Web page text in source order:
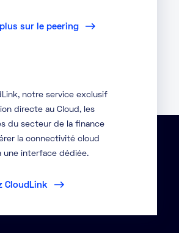
sur le peering
notre service exclusif
directe au Cloud, les
du secteur de la finance
la connectivité cloud
une interface dédiée.
CloudLink